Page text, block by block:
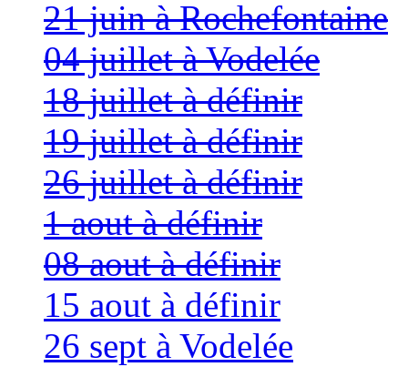
21 juin à Rochefontaine
04 juillet à Vodelée
18 juillet à définir
19 juillet à définir
26 juillet à définir
1 aout à définir
08 aout à définir
15 aout à définir
26 sept à Vodelée